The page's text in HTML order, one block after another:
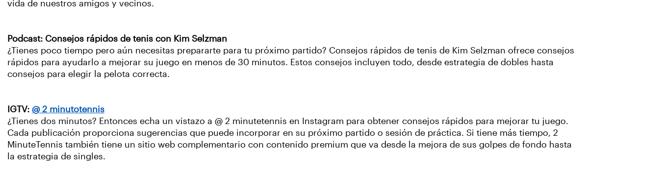
vida de nuestros amigos y vecinos.
Podcast: Consejos rápidos de tenis con Kim Selzman
¿Tienes poco tiempo pero aún necesitas prepararte para tu próximo partido? Consejos rápidos de tenis de Kim Selzman ofrece consejos
rápidos para ayudarlo a mejorar su juego en menos de 30 minutos. Estos consejos incluyen todo, desde estrategia de dobles hasta
consejos para elegir la pelota correcta.
IGTV: @ 2 minutotennis
¿Tienes dos minutos? Entonces echa un vistazo a @ 2 minutetennis en Instagram para obtener consejos rápidos para mejorar tu juego.
Cada publicación proporciona sugerencias que puede incorporar en su próximo partido o sesión de práctica. Si tiene más tiempo, 2
MinuteTennis también tiene un sitio web complementario con contenido premium que va desde la mejora de sus golpes de fondo hasta
la estrategia de singles.